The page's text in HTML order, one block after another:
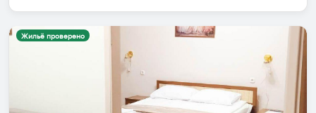
Жильё проверено